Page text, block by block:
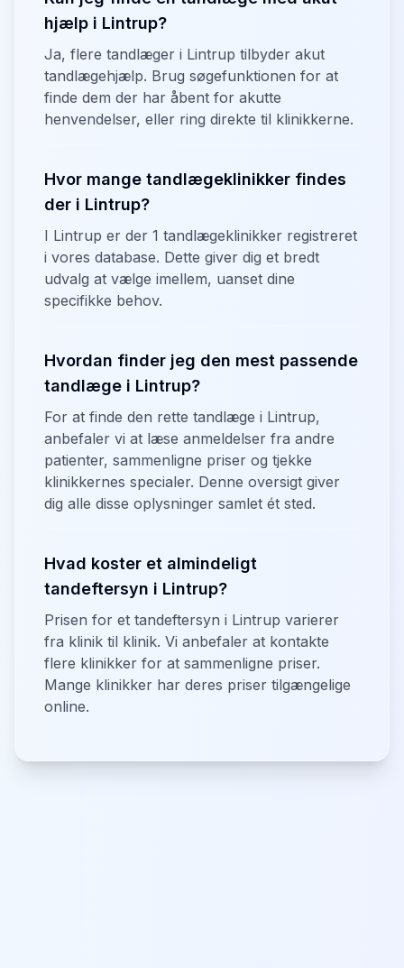
hjælp i Lintrup?
Ja, flere tandlæger i Lintrup tilbyder akut
tandlægehjælp. Brug søgefunktionen for at
finde dem der har åbent for akutte
henvendelser, eller ring direkte til klinikkerne.
Hvor mange tandlægeklinikker findes
der i Lintrup?
I Lintrup er der 1 tandlægeklinikker registreret
i vores database. Dette giver dig et bredt
udvalg at vælge imellem, uanset dine
specifikke behov.
Hvordan finder jeg den mest passende
tandlæge i Lintrup?
For at finde den rette tandlæge i Lintrup,
anbefaler vi at læse anmeldelser fra andre
patienter, sammenligne priser og tjekke
klinikkernes specialer. Denne oversigt giver
dig alle disse oplysninger samlet ét sted.
Hvad koster et almindeligt
tandeftersyn i Lintrup?
Prisen for et tandeftersyn i Lintrup varierer
fra klinik til klinik. Vi anbefaler at kontakte
flere klinikker for at sammenligne priser.
Mange klinikker har deres priser tilgængelige
online.